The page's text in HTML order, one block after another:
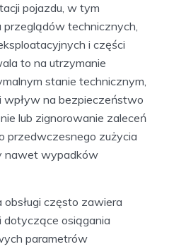
pojazdu, w tym
przeglądów technicznych,
i części
to na utrzymanie
stanie technicznym,
wpływ na bezpieczeństwo
lub zignorowanie zaleceń
przedwczesnego zużycia
nawet wypadków
obsługi często zawiera
osiągania
parametrów